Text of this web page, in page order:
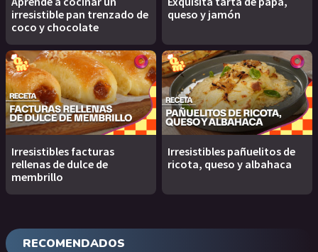
irresistible pan trenzado de
coco y chocolate
queso y jamón
Irresistibles facturas
rellenas de dulce de
membrillo
Irresistibles pañuelitos de
ricota, queso y albahaca
RECOMENDADOS